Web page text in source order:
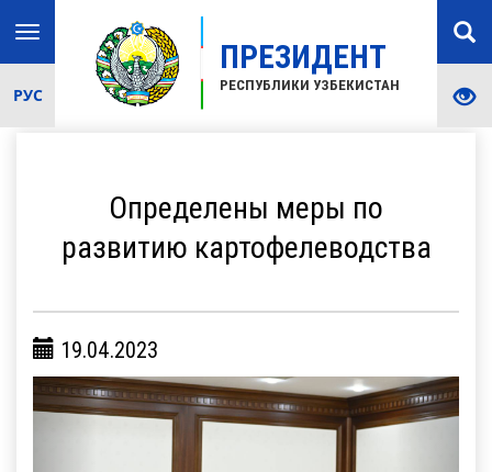
ПРЕЗИДЕНТ
РЕСПУБЛИКИ УЗБЕКИСТАН
Toggle
navigation
РУС
Определены меры по
развитию картофелеводства
19.04.2023